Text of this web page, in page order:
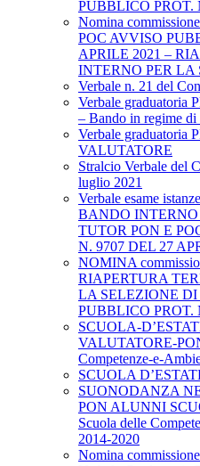
PUBBLICO PROT.
Nomina
POC AVVISO
APRILE 2021 –
INTERNO PER LA
Verbale n. 21 del
Verbale graduatoria
– Bando in regime
Verbale graduatoria
VALUTATORE
Stralcio Verbale del
luglio 2021
Verbale esame
BANDO
TUTOR PON E
N. 9707 DEL 27
NOMINA
RIAPERTURA
LA SELEZIONE DI
PUBBLICO PROT.
SCUOLA-
VALUTATORE-
Competenze-e-
SCUOLA
SUONODANZA
PON ALUNNI
Scuola delle
2014-2020
Nomina